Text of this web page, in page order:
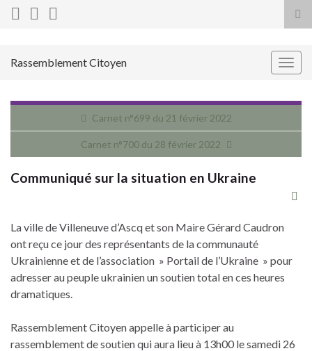
Rassemblement Citoyen
Carnet n°699 du 21 février 2022
Carnet n°700 du 28 février 2022
Communiqué sur la situation en Ukraine
La ville de Villeneuve d’Ascq et son Maire Gérard Caudron
ont reçu ce jour des représentants de la communauté
Ukrainienne et de l’association » Portail de l’Ukraine » pour
adresser au peuple ukrainien un soutien total en ces heures
dramatiques.
Rassemblement Citoyen appelle à participer au
rassemblement de soutien qui aura lieu à 13h00 le samedi 26